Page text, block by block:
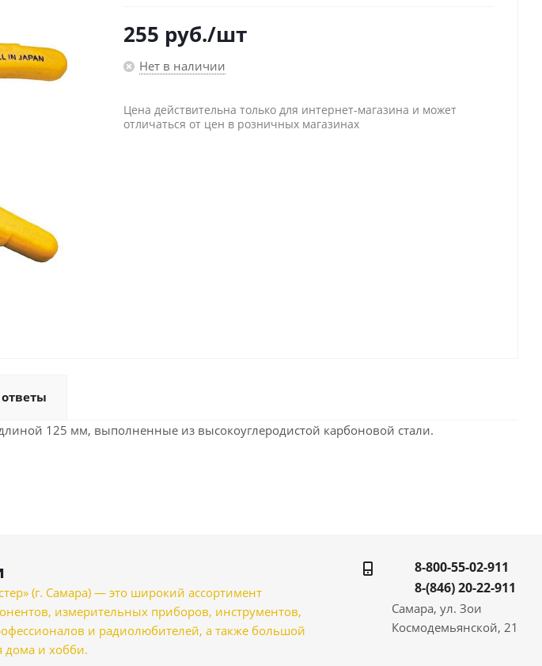
255 руб./шт
Нет в наличии
Цена действительна только для интернет-магазина и может
отличаться от цен в розничных магазинах
125 мм, выполненные из высокоуглеродистой карбоновой стали.
(г. Самара) — это широкий ассортимент
измерительных приборов, инструментов,
и радиолюбителей, а также большой
дома и хобби.
8-800-55-02-911
8-(846) 20-22-911
Самара, ул. Зои
Космодемьянской, 21